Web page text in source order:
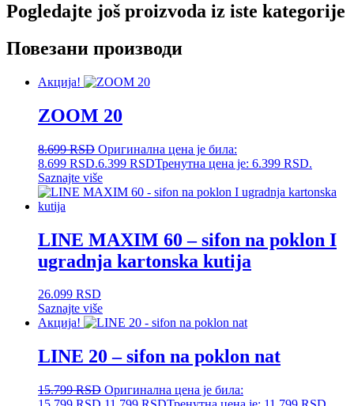
Pogledajte još proizvoda iz iste kategorije
Повезани производи
Акција!
ZOOM 20
8.699RSD Оригинална цена је била:
8.699 RSD.6.399 RSDТренутна цена је: 6.399 RSD.
Saznajte više
LINE MAXIM 60 – sifon na poklon I
ugradnja kartonska kutija
26.099 RSD
Saznajte više
Акција!
LINE 20 – sifon na poklon nat
15.799RSD Оригинална цена је била: